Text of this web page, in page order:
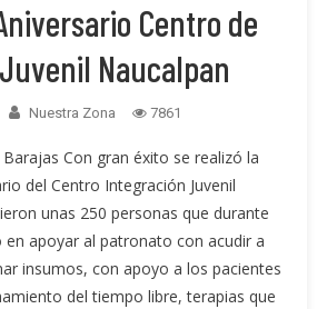
Centro de
Naucalpan
Nuestra Zona 7861
Con gran éxito se realizó la
del Centro Integración Juvenil
unas 250 personas que durante
apoyar al patronato con acudir a
insumos, con apoyo a los pacientes
del tiempo libre, terapias que